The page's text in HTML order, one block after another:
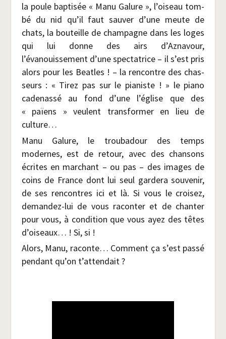
la poule bap­ti­sée « Manu Galure », l’oiseau tom­
bé du nid qu’il faut sau­ver d’une meute de
chats, la bou­teille de cham­pagne dans les loges
qui lui donne des airs d’Aznavour,
l’évanouissement d’une spec­ta­trice – il s’est pris
alors pour les Beatles ! – la ren­contre des chas­
seurs : « Tirez pas sur le pia­niste ! » le pia­no
cade­nas­sé au fond d’une l’église que des
« païens » veulent trans­for­mer en lieu de
culture…
Manu Galure, le trou­ba­dour des temps
modernes, est de retour, avec des chan­sons
écrites en mar­chant – ou pas – des images de
coins de France dont lui seul gar­de­ra sou­ve­nir,
de ses ren­contres ici et là. Si vous le croi­sez,
deman­dez-lui de vous racon­ter et de chan­ter
pour vous, à condi­tion que vous ayez des têtes
d’oiseaux… ! Si, si !
Alors, Manu, raconte… Com­ment ça s’est pas­sé
pen­dant qu’on t’attendait ?